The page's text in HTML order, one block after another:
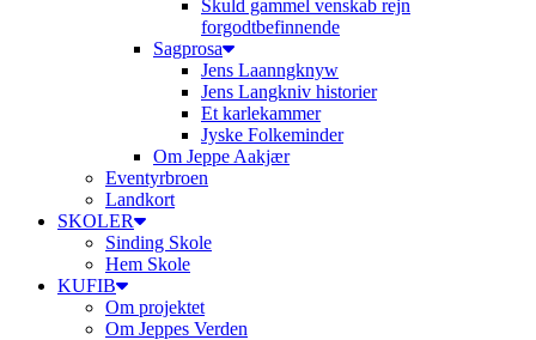
Skuld gammel venskab rejn
forgodtbefinnende
Sagprosa
Jens Laanngknyw
Jens Langkniv historier
Et karlekammer
Jyske Folkeminder
Om Jeppe Aakjær
Eventyrbroen
Landkort
SKOLER
Sinding Skole
Hem Skole
KUFIB
Om projektet
Om Jeppes Verden